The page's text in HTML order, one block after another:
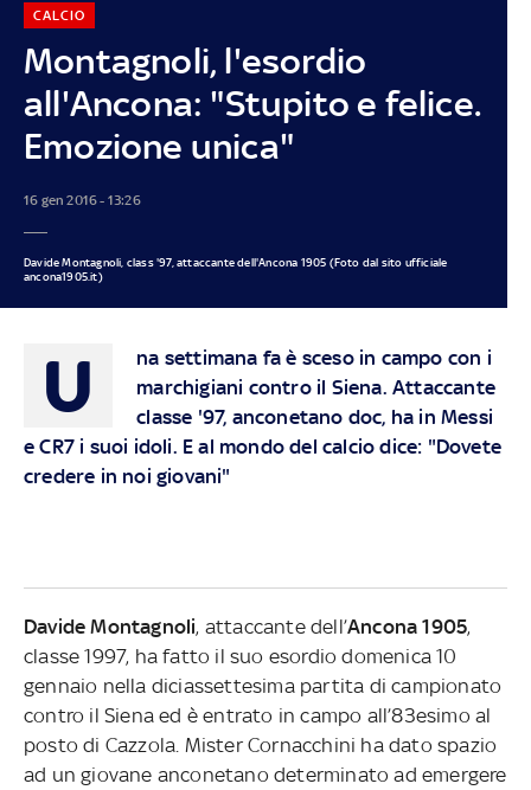
Montagnoli, l'esordio
all'Ancona: "Stupito e felice.
Emozione unica"
CALCIO
16 gen 2016 - 13:26
Davide Montagnoli, class '97, attaccante dell'Ancona 1905 (Foto dal sito ufficiale
ancona1905.it)
U
na settimana fa è sceso in campo con i
marchigiani contro il Siena. Attaccante
classe '97, anconetano doc, ha in Messi
e CR7 i suoi idoli. E al mondo del calcio dice: "Dovete
credere in noi giovani"
Davide Montagnoli, attaccante dell’Ancona 1905,
classe 1997, ha fatto il suo esordio domenica 10
gennaio nella diciassettesima partita di campionato
contro il Siena ed è entrato in campo all’83esimo al
posto di Cazzola. Mister Cornacchini ha dato spazio
ad un giovane anconetano determinato ad emergere